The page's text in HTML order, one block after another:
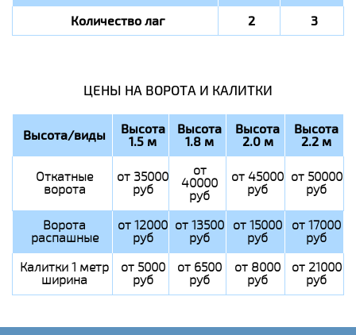
Количество лаг 2 3
ЦЕНЫ НА ВОРОТА И КАЛИТКИ
Высота/виды Высота
1.5 м
Высота
1.8 м
Высота
2.0 м
Высота
2.2 м
Откатные
ворота
от 35000
руб
от
40000
руб
от 45000
руб
от 50000
руб
Ворота
распашные
от 12000
руб
от 13500
руб
от 15000
руб
от 17000
руб
Калитки 1 метр
ширина
от 5000
руб
от 6500
руб
от 8000
руб
от 21000
руб